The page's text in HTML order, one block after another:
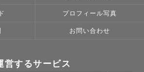
プロフィール写真
お問い合わせ
営するサービス